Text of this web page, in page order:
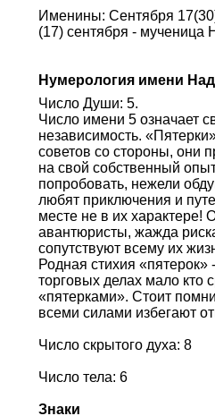
Именины: Сентября
(17) сентября - мученица
Нумерология имени
Число Души: 5.
Число имени 5 означает
независимость.
советов со стороны, они
на свой собственный
попробовать, нежели
любят приключения и
месте не в их характере!
авантюристы, жажда
сопутствуют всему их
Родная стихия «пятерок»
торговых делах мало кто
«пятерками». Стоит
всеми силами избегают
Число скрытого духа: 8
Число тела: 6
Знаки